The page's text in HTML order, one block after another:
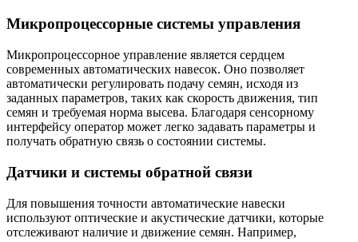
Микропроцессорные системы управления
Микропроцессорное управление является сердцем
современных автоматических навесок. Оно позволяет
автоматически регулировать подачу семян, исходя из
заданных параметров, таких как скорость движения, тип
семян и требуемая норма высева. Благодаря сенсорному
интерфейсу оператор может легко задавать параметры и
получать обратную связь о состоянии системы.
Датчики и системы обратной связи
Для повышения точности автоматические навески
используют оптические и акустические датчики, которые
отслеживают наличие и движение семян. Например,